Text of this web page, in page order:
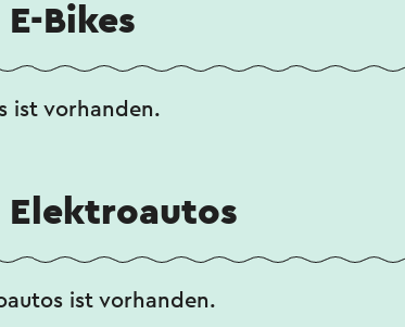
Bikes
ist vorhanden.
Elektroautos
ist vorhanden.